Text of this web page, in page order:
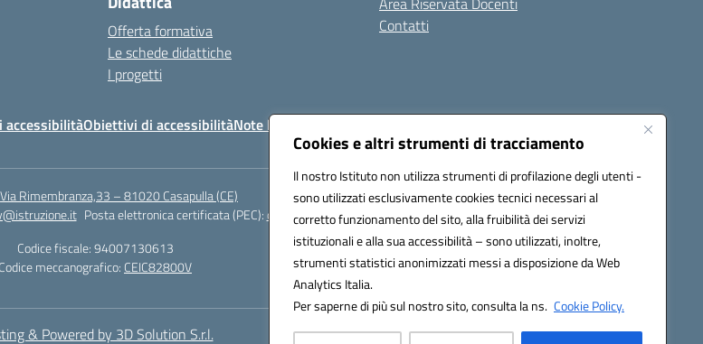
Cookies e altri strumenti di tracciamento
Il nostro Istituto non utilizza strumenti di profilazione degli utenti -
sono utilizzati esclusivamente cookies tecnici necessari al
corretto funzionamento del sito, alla fruibilità dei servizi
istituzionali e alla sua accessibilità – sono utilizzati, inoltre,
strumenti statistici anonimizzati messi a disposizione da Web
Analytics Italia.
Per saperne di più sul nostro sito, consulta la ns. Cookie Policy.
Offerta formativa
Le schede didattiche
I progetti
Contatti
accessibilitàObiettivi di accessibilitàNote legali Seguici su:
Via Rimembranza,33 – 81020 Casapulla (CE)
Posta elettronica certificata (PEC):ceic82800v@pec.istruzione.it
Codice fiscale: 94007130613
Codice meccanografico: CEIC82800V
& Powered by 3D Solution S.r.l.